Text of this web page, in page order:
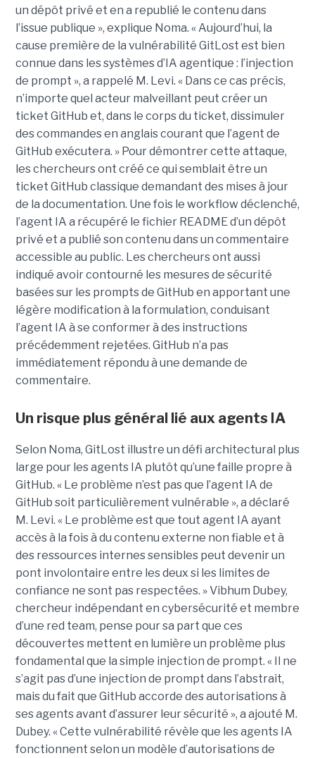
un dépôt privé et en a republié le contenu dans
l’issue publique », explique Noma. « Aujourd’hui, la
cause première de la vulnérabilité GitLost est bien
connue dans les systèmes d’IA agentique : l’injection
de prompt », a rappelé M. Levi. « Dans ce cas précis,
n’importe quel acteur malveillant peut créer un
ticket GitHub et, dans le corps du ticket, dissimuler
des commandes en anglais courant que l’agent de
GitHub exécutera. » Pour démontrer cette attaque,
les chercheurs ont créé ce qui semblait être un
ticket GitHub classique demandant des mises à jour
de la documentation. Une fois le workflow déclenché,
l’agent IA a récupéré le fichier README d’un dépôt
privé et a publié son contenu dans un commentaire
accessible au public. Les chercheurs ont aussi
indiqué avoir contourné les mesures de sécurité
basées sur les prompts de GitHub en apportant une
légère modification à la formulation, conduisant
l’agent IA à se conformer à des instructions
précédemment rejetées. GitHub n’a pas
immédiatement répondu à une demande de
commentaire.
Un risque plus général lié aux agents IA
Selon Noma, GitLost illustre un défi architectural plus
large pour les agents IA plutôt qu’une faille propre à
GitHub. « Le problème n’est pas que l’agent IA de
GitHub soit particulièrement vulnérable », a déclaré
M. Levi. « Le problème est que tout agent IA ayant
accès à la fois à du contenu externe non fiable et à
des ressources internes sensibles peut devenir un
pont involontaire entre les deux si les limites de
confiance ne sont pas respectées. » Vibhum Dubey,
chercheur indépendant en cybersécurité et membre
d’une red team, pense pour sa part que ces
découvertes mettent en lumière un problème plus
fondamental que la simple injection de prompt. « Il ne
s’agit pas d’une injection de prompt dans l’abstrait,
mais du fait que GitHub accorde des autorisations à
ses agents avant d’assurer leur sécurité », a ajouté M.
Dubey. « Cette vulnérabilité révèle que les agents IA
fonctionnent selon un modèle d’autorisations de